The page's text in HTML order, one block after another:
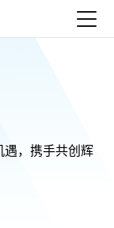
遇，携手共创辉